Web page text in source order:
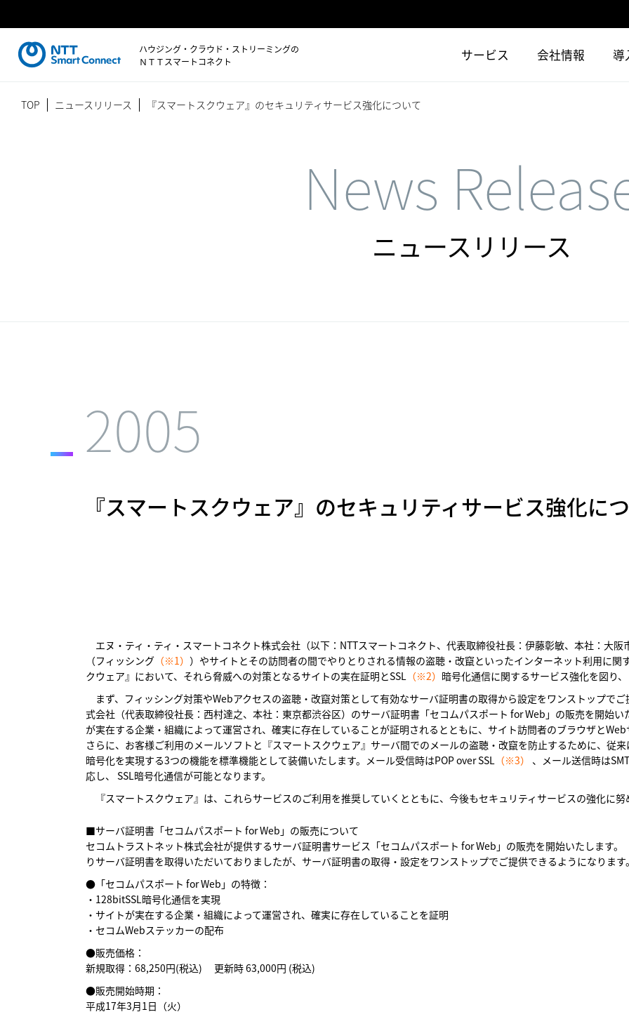
ハウジング・クラウド・ストリーミングの
ＮＴＴスマートコネクト
サービス 会社情報 導
TOP ニュースリリース 『スマートスクウェア』のセキュリティサービス強化について
News
ニュースリリース
2005
『スマートスクウェア』のセキュリティサービス強化に
エヌ・ティ・ティ・スマートコネクト株式会社（以下：NTTスマートコネクト、代表取締役社長：伊藤彰敏、本社：大
（フィッシング （※1） ）やサイトとその訪問者の間でやりとりされる情報の盗聴・改竄といったインターネット利用に
クウェア』において、それら脅威への対策となるサイトの実在証明とSSL （※2） 暗号化通信に関するサービス強化を図り
まず、フィッシング対策やWebアクセスの盗聴・改竄対策として有効なサーバ証明書の取得から設定をワンストップで
式会社（代表取締役社長：西村達之、本社：東京都渋谷区）のサーバ証明書「セコムパスポート for Web」の販売を開始
が実在する企業・組織によって運営され、確実に存在していることが証明されるとともに、サイト訪問者のブラウザと
さらに、お客様ご利用のメールソフトと『スマートスクウェア』サーバ間でのメールの盗聴・改竄を防止するために、従
暗号化を実現する3つの機能を標準機能として装備いたします。メール受信時はPOP over SSL （※3）
、メール送信時は
応し、 SSL暗号化通信が可能となります。
『スマートスクウェア』は、これらサービスのご利用を推奨していくとともに、今後もセキュリティサービスの強化に
■サーバ証明書「セコムパスポート for Web」の販売について
セコムトラストネット株式会社が提供するサーバ証明書サービス「セコムパスポート for Web」の販売を開始いたします
りサーバ証明書を取得いただいておりましたが、サーバ証明書の取得・設定をワンストップでご提供できるようになります
●「セコムパスポート for Web」の特徴：
・128bitSSL暗号化通信を実現
・サイトが実在する企業・組織によって運営され、確実に存在していることを証明
・セコムWebステッカーの配布
●販売価格：
新規取得：68,250円(税込) 更新時 63,000円 (税込)
●販売開始時期：
平成17年3月1日（火）